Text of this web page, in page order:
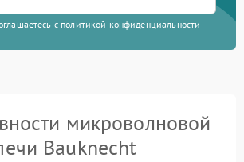
с политикой конфиденциальности
микроволновой
Bauknecht